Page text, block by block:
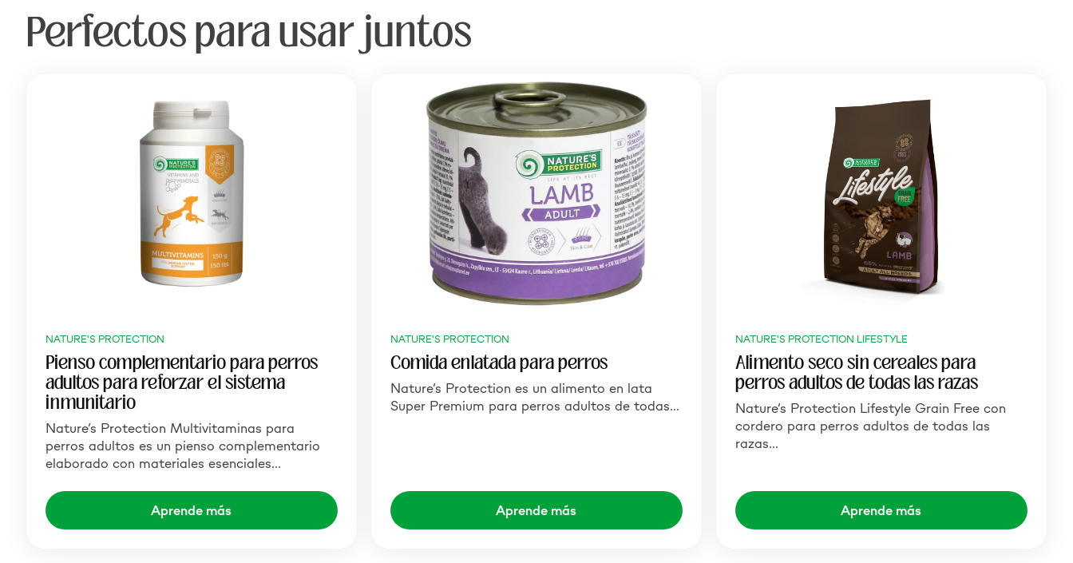
Perfectos para usar juntos
NATURE'S PROTECTION
Pienso complementario para perros
adultos para reforzar el sistema
inmunitario
Nature’s Protection Multivitaminas para
perros adultos es un pienso complementario
elaborado con materiales esenciales…
Aprende más
NATURE'S PROTECTION
Comida enlatada para perros
Nature’s Protection es un alimento en lata
Super Premium para perros adultos de todas…
Aprende más
NATURE'S PROTECTION LIFESTYLE
Alimento seco sin cereales para
perros adultos de todas las razas
Nature’s Protection Lifestyle Grain Free con
cordero para perros adultos de todas las
razas…
Aprende más